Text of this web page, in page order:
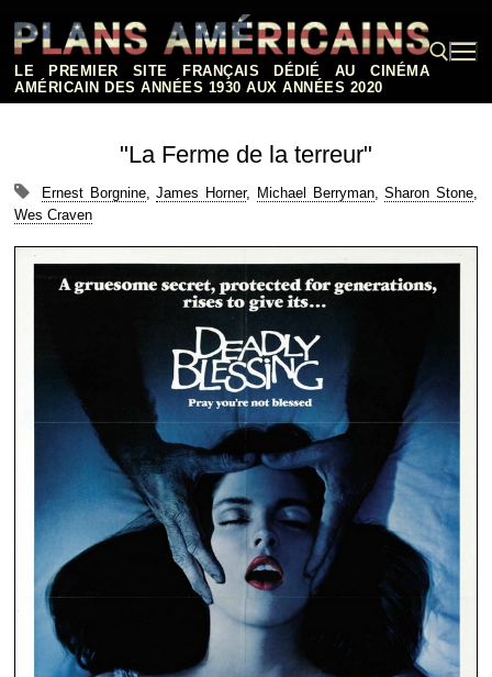
contenu
LE PREMIER SITE FRANÇAIS DÉDIÉ AU CINÉMA
AMÉRICAIN DES ANNÉES 1930 AUX ANNÉES 2020
"La Ferme de la terreur"
Ernest Borgnine,James Horner, Michael Berryman,Sharon Stone,
Wes Craven